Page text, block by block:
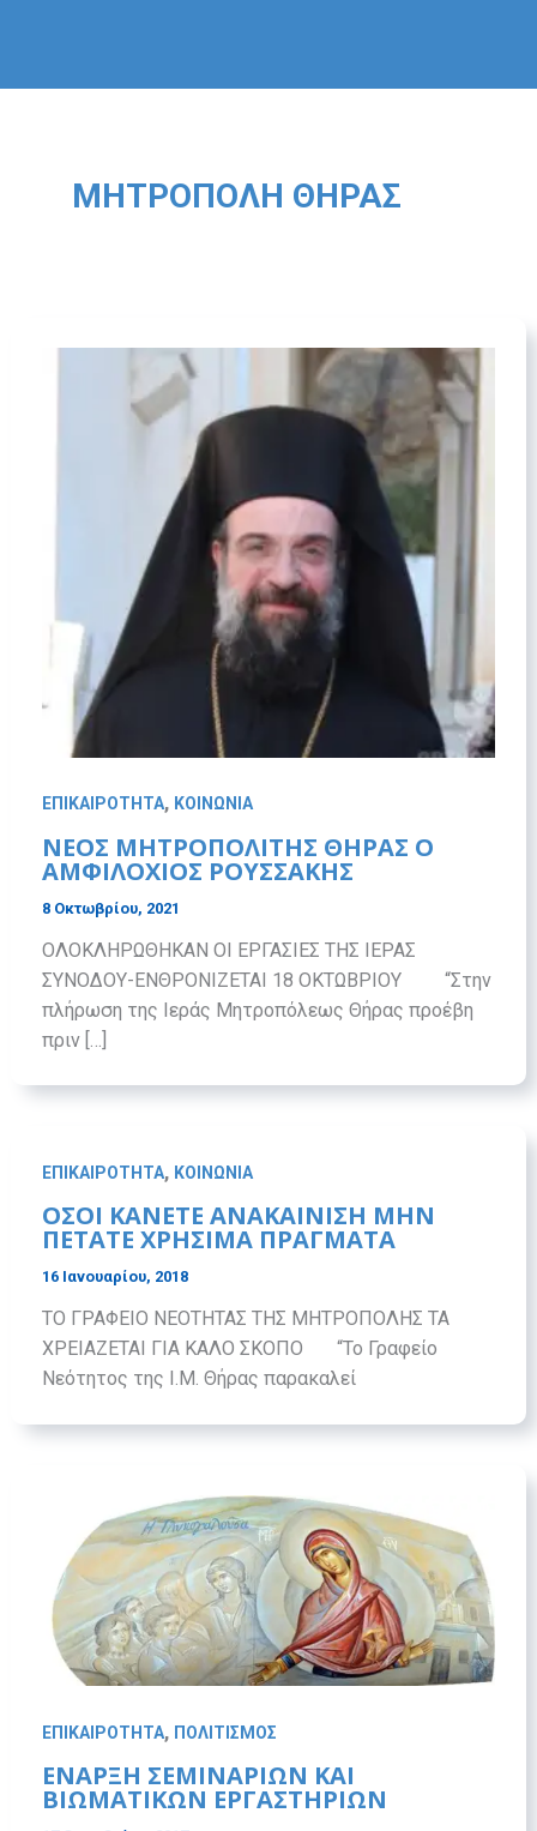
ΜΗΤΡΌΠΟΛΗ ΘΉΡΑΣ
ΕΠΙΚΑΙΡΟΤΗΤΑ, ΚΟΙΝΩΝΙΑ
ΝΕΟΣ ΜΗΤΡΟΠΟΛΙΤΗΣ ΘΗΡΑΣ Ο
ΑΜΦΙΛΟΧΙΟΣ ΡΟΥΣΣΑΚΗΣ
8 Οκτωβρίου, 2021
ΟΛΟΚΛΗΡΩΘΗΚΑΝ ΟΙ ΕΡΓΑΣΙΕΣ ΤΗΣ ΙΕΡΑΣ
ΣΥΝΟΔΟΥ-ΕΝΘΡΟΝΙΖΕΤΑΙ 18 ΟΚΤΩΒΡΙΟΥ “Στην
πλήρωση της Ιεράς Μητροπόλεως Θήρας προέβη
πριν […]
ΕΠΙΚΑΙΡΟΤΗΤΑ, ΚΟΙΝΩΝΙΑ
ΟΣΟΙ ΚΑΝΕΤΕ ΑΝΑΚΑΙΝΙΣΗ ΜΗΝ
ΠΕΤΑΤΕ ΧΡΗΣΙΜΑ ΠΡΑΓΜΑΤΑ
16 Ιανουαρίου, 2018
ΤΟ ΓΡΑΦΕΙΟ ΝΕΟΤΗΤΑΣ ΤΗΣ ΜΗΤΡΟΠΟΛΗΣ ΤΑ
ΧΡΕΙΑΖΕΤΑΙ ΓΙΑ ΚΑΛΟ ΣΚΟΠΟ “Το Γραφείο
Νεότητος της Ι.Μ. Θήρας παρακαλεί
ΕΠΙΚΑΙΡΟΤΗΤΑ, ΠΟΛΙΤΙΣΜΟΣ
ΕΝΑΡΞΗ ΣΕΜΙΝΑΡΙΩΝ ΚΑΙ
ΒΙΩΜΑΤΙΚΩΝ ΕΡΓΑΣΤΗΡΙΩΝ